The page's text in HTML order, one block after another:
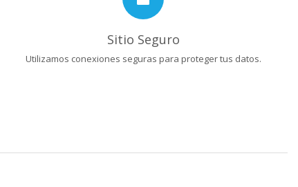
Sitio Seguro
Utilizamos conexiones seguras para proteger tus datos.